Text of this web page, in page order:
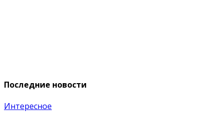
Последние новости
Интересное